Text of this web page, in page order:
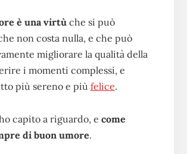
è una virtù che si può
non costa nulla, e che può
migliorare la qualità della
i momenti complessi, e
più sereno e più felice.
capito a riguardo, e come
di buon umore.